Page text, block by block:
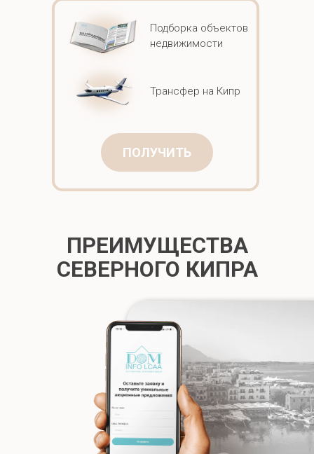
ПОЛУЧИТЬ
Подборка объектов
недвижимости
Трансфер на Кипр
ПРЕИМУЩЕСТВА
СЕВЕРНОГО КИПРА